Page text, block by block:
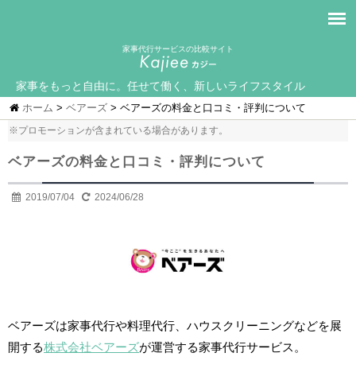
家事代行サービスの比較サイト
家事をもっと自由に。任せて働く、新しいライフスタイル
ホーム > ベアーズ > ベアーズの料金と口コミ・評判について
※プロモーションが含まれている場合があります。
ベアーズの料金と口コミ・評判について
2019/07/04 2024/06/28
ベアーズは家事代行や料理代行、ハウスクリーニングなどを展
開する株式会社ベアーズが運営する家事代行サービス。